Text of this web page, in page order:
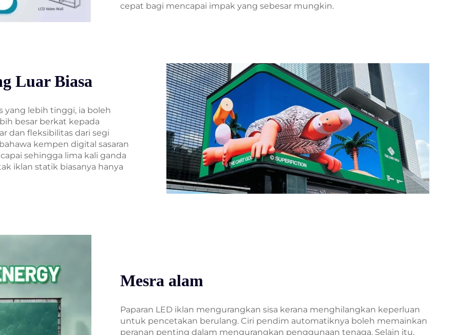
cepat bagi mencapai impak yang sebesar mungkin.
Luar Biasa
yang lebih tinggi, ia boleh
besar berkat kepada
dan fleksibilitas dari segi
kempen digital sasaran
sehingga lima kali ganda
iklan statik biasanya hanya
Mesra alam
Paparan LED iklan mengurangkan sisa kerana menghilangkan keperluan
untuk pencetakan berulang. Ciri pendim automatiknya boleh memainkan
peranan penting dalam mengurangkan penggunaan tenaga. Selain itu,